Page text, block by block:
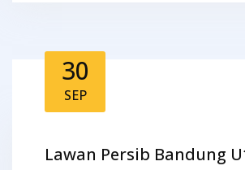
30
SEP
Lawan Persib Bandung